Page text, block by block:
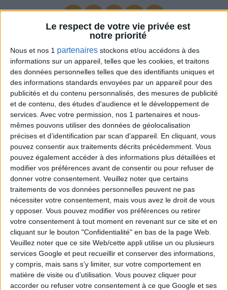
Le respect de votre vie privée est
notre priorité
Nous et nos 1 partenaires stockons et/ou accédons à des
informations sur un appareil, telles que les cookies, et traitons
des données personnelles telles que des identifiants uniques et
des informations standards envoyées par un appareil pour des
publicités et du contenu personnalisés, des mesures de publicité
et de contenu, des études d'audience et le développement de
services. Avec votre permission, nos 1 partenaires et nous-
mêmes pouvons utiliser des données de géolocalisation
précises et d’identification par scan d'appareil. En cliquant, vous
pouvez consentir aux traitements décrits précédemment. Vous
pouvez également accéder à des informations plus détaillées et
modifier vos préférences avant de consentir ou pour refuser de
donner votre consentement. Veuillez noter que certains
traitements de vos données personnelles peuvent ne pas
nécessiter votre consentement, mais vous avez le droit de vous
y opposer. Vous pouvez modifier vos préférences ou retirer
votre consentement à tout moment en revenant sur ce site et en
cliquant sur le bouton "Confidentialité" en bas de la page Web.
Veuillez noter que ce site Web/cette appli utilise un ou plusieurs
services Google et peut recueillir et conserver des informations,
y compris, mais sans s’y limiter, sur votre comportement en
matière de visite ou d’utilisation. Vous pouvez cliquer pour
accorder ou refuser votre consentement à ce que Google et ses
2 4 12 18 19
Tirage n°016
5 9 19 20 21 24 27
3 13 22
Tirage n°015
4 10 11 15 16 18 23
1 2 3 12 13
Tirage n°014
3 4 7 20 21 24 28
2 9 10 14 16
Tirage n°013
4 8 11 13 14 20 28